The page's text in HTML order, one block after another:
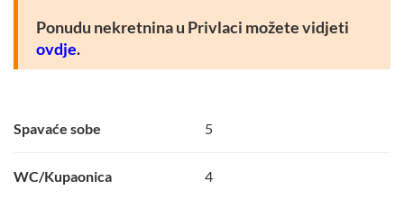
Ponudu nekretnina u Privlaci možete vidjeti
ovdje.
Spavaće sobe 5
WC/Kupaonica 4